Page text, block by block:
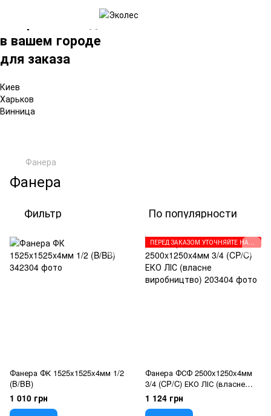
в вашем городе
для заказа
Киев
Харьков
Винница
Фанера
Фанера
Фильтр По популярности
Фанера ФК 1525x1525x4мм 1/2
(B/BB)
1 010 грн
ПЕРЕД ЗАКАЗОМ УТОЧНЯЙТЕ НАПРАВЛЕНИЕ ВОЛОКОН
Фанера ФСФ 2500x1250x4мм
3/4 (CP/C) ЕКО ЛІС (власне
виробництво)
1 124 грн